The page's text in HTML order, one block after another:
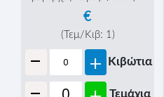
€
(Τεμ/Κιβ: 1)
- + Κιβώτια
Τεμάχια